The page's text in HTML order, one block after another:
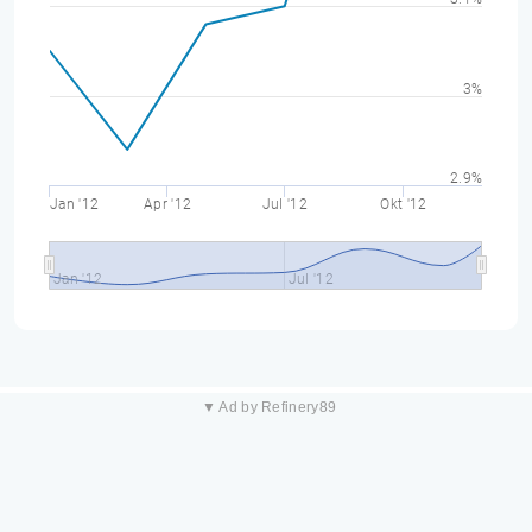
Jan '12 Apr '12 Jul '12 Okt '12
Jan '12 Jul '12
2.9%
3%
▼ Ad by Refinery89